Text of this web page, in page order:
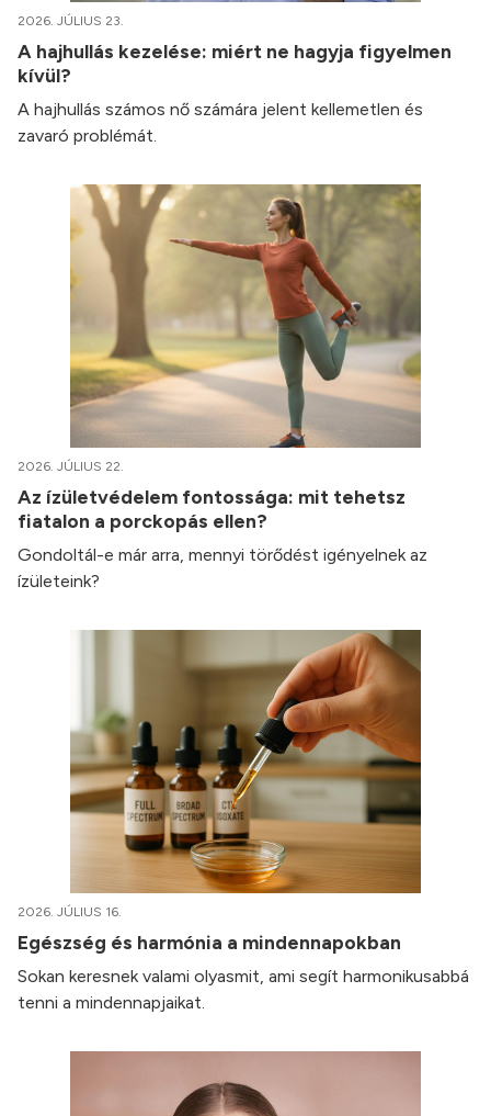
2026. JÚLIUS 23.
A hajhullás kezelése: miért ne hagyja figyelmen
kívül?
A hajhullás számos nő számára jelent kellemetlen és
zavaró problémát.
2026. JÚLIUS 22.
Az ízületvédelem fontossága: mit tehetsz
fiatalon a porckopás ellen?
Gondoltál-e már arra, mennyi törődést igényelnek az
ízületeink?
2026. JÚLIUS 16.
Egészség és harmónia a mindennapokban
Sokan keresnek valami olyasmit, ami segít harmonikusabbá
tenni a mindennapjaikat.